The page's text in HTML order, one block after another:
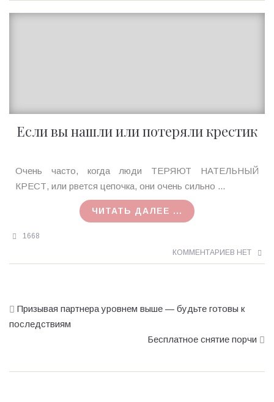
Если вы нашли или потеряли крестик
Ирина
MagicTantra
Очень часто, когда люди ТЕРЯЮТ НАТЕЛЬНЫЙ
КРЕСТ, или рвется цепочка, они очень сильно ...
ЧИТАТЬ ДАЛЕЕ ...
1668
КОММЕНТАРИЕВ НЕТ
Призывая партнера уровнем выше — будьте готовы к
последствиям
Бесплатное снятие порчи